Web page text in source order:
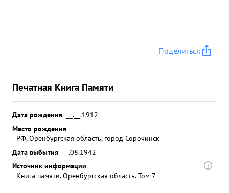
Поделиться
Печатная Книга Памяти
Дата рождения
__.__.1912
Место рождения
РФ, Оренбургская область, город Сорочинск
Дата выбытия
__.08.1942
Источник информации
Книга памяти. Оренбургская область. Том 7